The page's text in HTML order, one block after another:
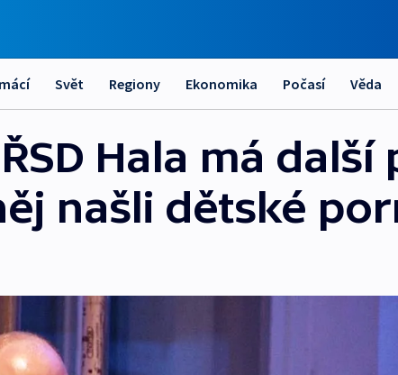
Svět Regiony Ekonomika Počasí Věda
Hala má další
našli dětské